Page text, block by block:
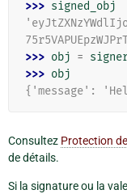
>>> signed_obj
>>> obj =
>>> obj
{'message':
Consultez Protection
de détails.
Si la signature ou la